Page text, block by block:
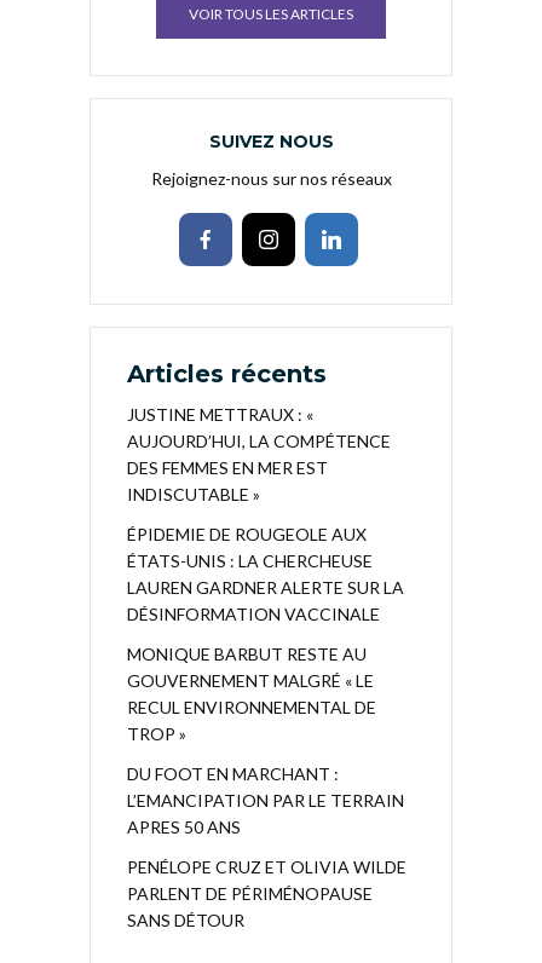
VOIR TOUS LES ARTICLES
SUIVEZ NOUS
Rejoignez-nous sur nos réseaux
Articles récents
JUSTINE METTRAUX : «
AUJOURD’HUI, LA COMPÉTENCE
DES FEMMES EN MER EST
INDISCUTABLE »
ÉPIDEMIE DE ROUGEOLE AUX
ÉTATS-UNIS : LA CHERCHEUSE
LAUREN GARDNER ALERTE SUR LA
DÉSINFORMATION VACCINALE
MONIQUE BARBUT RESTE AU
GOUVERNEMENT MALGRÉ « LE
RECUL ENVIRONNEMENTAL DE
TROP »
DU FOOT EN MARCHANT :
L’EMANCIPATION PAR LE TERRAIN
APRES 50 ANS
PENÉLOPE CRUZ ET OLIVIA WILDE
PARLENT DE PÉRIMÉNOPAUSE
SANS DÉTOUR